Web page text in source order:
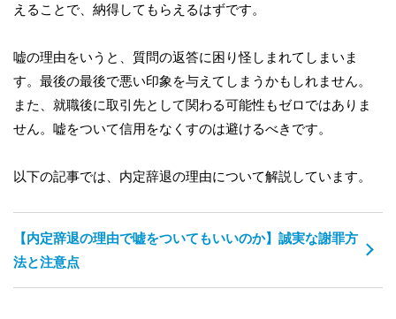
えることで、納得してもらえるはずです。
嘘の理由をいうと、質問の返答に困り怪しまれてしまいま
す。最後の最後で悪い印象を与えてしまうかもしれません。
また、就職後に取引先として関わる可能性もゼロではありま
せん。嘘をついて信用をなくすのは避けるべきです。
以下の記事では、内定辞退の理由について解説しています。
【内定辞退の理由で嘘をついてもいいのか】誠実な謝罪方
法と注意点